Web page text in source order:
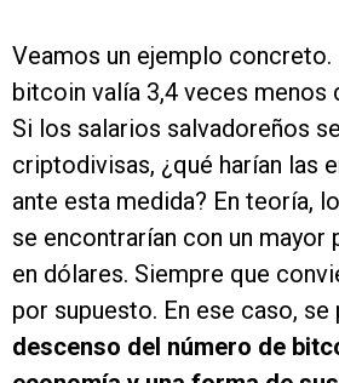
Veamos un ejemplo concreto.
bitcoin valía 3,4 veces menos
Si los salarios salvadoreños
criptodivisas, ¿qué harían las
ante esta medida? En teoría,
se encontrarían con un mayor
en dólares. Siempre que
por supuesto. En ese caso, se
descenso del número de